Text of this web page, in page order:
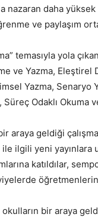
nazaran daha
ve paylaşım
temasıyla yola
ve Yazma,
Yazma,
Odaklı Okuma
bir araya geldiği
ilgili yeni yayınlara
katıldılar,
bir araya